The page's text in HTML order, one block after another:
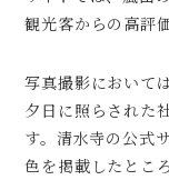
観光客からの高評
写真撮影において
夕日に照らされた
す。清水寺の公式
色を掲載したとこ